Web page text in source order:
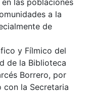
a la
de
y Fílmico del
de la Biblioteca
Borrero, por
la Secretaria